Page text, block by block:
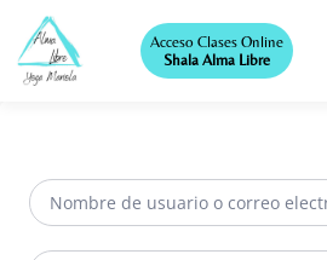
Acceso Clases Online
Shala Alma Libre